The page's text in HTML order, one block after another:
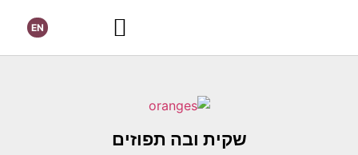
EN
שקית ובה תפוזים